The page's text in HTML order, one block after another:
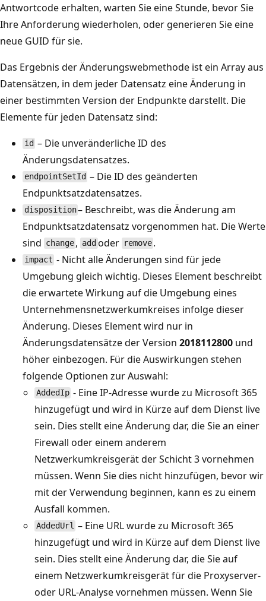
Antwortcode erhalten, warten Sie eine Stunde, bevor Sie
Ihre Anforderung wiederholen, oder generieren Sie eine
neue GUID für sie.
Das Ergebnis der Änderungswebmethode ist ein Array aus
Datensätzen, in dem jeder Datensatz eine Änderung in
einer bestimmten Version der Endpunkte darstellt. Die
Elemente für jeden Datensatz sind:
id – Die unveränderliche ID des
Änderungsdatensatzes.
endpointSetId – Die ID des geänderten
Endpunktsatzdatensatzes.
disposition– Beschreibt, was die Änderung am
Endpunktsatzdatensatz vorgenommen hat. Die Werte
sind change , add oder remove .
impact - Nicht alle Änderungen sind für jede
Umgebung gleich wichtig. Dieses Element beschreibt
die erwartete Wirkung auf die Umgebung eines
Unternehmensnetzwerkumkreises infolge dieser
Änderung. Dieses Element wird nur in
Änderungsdatensätze der Version 2018112800 und
höher einbezogen. Für die Auswirkungen stehen
folgende Optionen zur Auswahl:
AddedIp - Eine IP-Adresse wurde zu Microsoft 365
hinzugefügt und wird in Kürze auf dem Dienst live
sein. Dies stellt eine Änderung dar, die Sie an einer
Firewall oder einem anderem
Netzwerkumkreisgerät der Schicht 3 vornehmen
müssen. Wenn Sie dies nicht hinzufügen, bevor wir
mit der Verwendung beginnen, kann es zu einem
Ausfall kommen.
AddedUrl – Eine URL wurde zu Microsoft 365
hinzugefügt und wird in Kürze auf dem Dienst live
sein. Dies stellt eine Änderung dar, die Sie auf
einem Netzwerkumkreisgerät für die Proxyserver-
oder URL-Analyse vornehmen müssen. Wenn Sie